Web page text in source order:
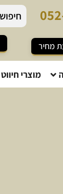
52
מחיר
מוצרי חיווט